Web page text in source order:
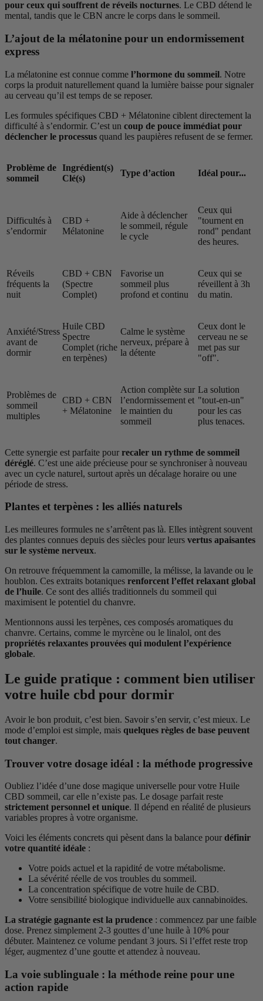
pour ceux qui souffrent de réveils nocturnes. Le CBD détend le
mental, tandis que le CBN ancre le corps dans le sommeil.
L’ajout de la mélatonine pour un endormissement
express
La mélatonine est connue comme l’hormone du sommeil. Notre
corps la produit naturellement quand la lumière baisse pour signaler
au cerveau qu’il est temps de se reposer.
Les formules spécifiques CBD + Mélatonine ciblent directement la
difficulté à s’endormir. C’est un coup de pouce immédiat pour
déclencher le processus quand les paupières refusent de se fermer.
Problème de
sommeil
Ingrédient(s)
Clé(s)
Type d’action Idéal pour...
Difficultés à
s’endormir
CBD +
Mélatonine
Aide à déclencher
le sommeil, régule
le cycle
Ceux qui
"tournent en
rond" pendant
des heures.
Réveils
fréquents la
nuit
CBD + CBN
(Spectre
Complet)
Favorise un
sommeil plus
profond et continu
Ceux qui se
réveillent à 3h
du matin.
Anxiété/Stress
avant de
dormir
Huile CBD
Spectre
Complet (riche
en terpènes)
Calme le système
nerveux, prépare à
la détente
Ceux dont le
cerveau ne se
met pas sur
"off".
Problèmes de
sommeil
multiples
CBD + CBN
+ Mélatonine
Action complète sur
l’endormissement et
le maintien du
sommeil
La solution
"tout-en-un"
pour les cas
plus tenaces.
Cette synergie est parfaite pour recaler un rythme de sommeil
déréglé. C’est une aide précieuse pour se synchroniser à nouveau
avec un cycle naturel, surtout après un décalage horaire ou une
période de stress.
Plantes et terpènes : les alliés naturels
Les meilleures formules ne s’arrêtent pas là. Elles intègrent souvent
des plantes connues depuis des siècles pour leurs vertus apaisantes
sur le système nerveux.
On retrouve fréquemment la camomille, la mélisse, la lavande ou le
houblon. Ces extraits botaniques renforcent l’effet relaxant global
de l’huile. Ce sont des alliés traditionnels du sommeil qui
maximisent le potentiel du chanvre.
Mentionnons aussi les terpènes, ces composés aromatiques du
chanvre. Certains, comme le myrcène ou le linalol, ont des
propriétés relaxantes prouvées qui modulent l’expérience
globale.
Le guide pratique : comment bien utiliser
votre huile cbd pour dormir
Avoir le bon produit, c’est bien. Savoir s’en servir, c’est mieux. Le
mode d’emploi est simple, mais quelques règles de base peuvent
tout changer.
Trouver votre dosage idéal : la méthode progressive
Oubliez l’idée d’une dose magique universelle pour votre Huile
CBD sommeil, car elle n’existe pas. Le dosage parfait reste
strictement personnel et unique. Il dépend en réalité de plusieurs
variables propres à votre organisme.
Voici les éléments concrets qui pèsent dans la balance pour définir
votre quantité idéale :
Votre poids actuel et la rapidité de votre métabolisme.
La sévérité réelle de vos troubles du sommeil.
La concentration spécifique de votre huile de CBD.
Votre sensibilité biologique individuelle aux cannabinoïdes.
La stratégie gagnante est la prudence : commencez par une faible
dose. Prenez simplement 2-3 gouttes d’une huile à 10% pour
débuter. Maintenez ce volume pendant 3 jours. Si l’effet reste trop
léger, augmentez d’une goutte et attendez à nouveau.
La voie sublinguale : la méthode reine pour une
action rapide